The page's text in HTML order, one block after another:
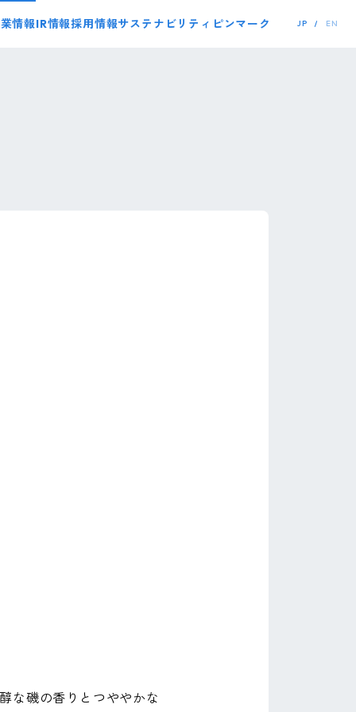
情報IR情報採用情報サステナビリティ ピンマーク JP EN
な磯の香りとつややかな